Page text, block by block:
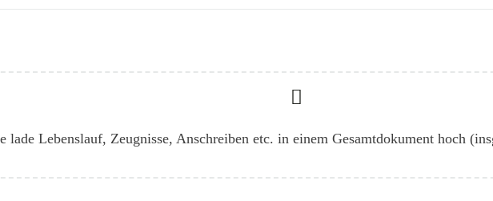
lade Lebenslauf, Zeugnisse, Anschreiben etc. in einem Gesamtdokument hoch